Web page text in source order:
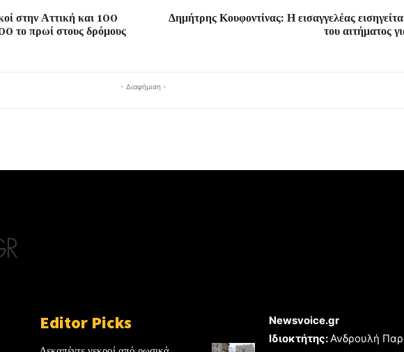
στην Αττική και 100
το πρωί στους δρόμους
Δημήτρης Κουφοντίνας: Η εισαγγελέας
του αιτήματος
- Διαφήμιση -
Editor Picks
Newsvoice.gr
Ιδιοκτήτης:Ανδρουλή